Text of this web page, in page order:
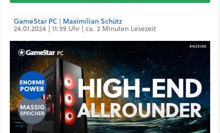
GameStar PC | Maximilian Schütz
24.01.2024 | 11:59 Uhr | ca. 2 Minuten Lesezeit